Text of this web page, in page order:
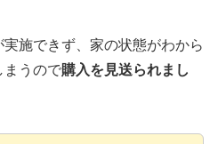
施できず、家の状態がわから
まうので購入を見送られまし